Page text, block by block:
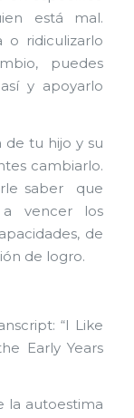
está mal.
o ridiculizarlo
puedes
y apoyarlo
de tu hijo y su
cambiarlo.
saber que
vencer los
de
de logro.
“I Like
Early Years
la autoestima